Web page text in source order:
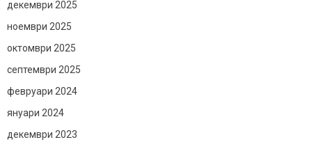
декември 2025
ноември 2025
октомври 2025
септември 2025
февруари 2024
януари 2024
декември 2023